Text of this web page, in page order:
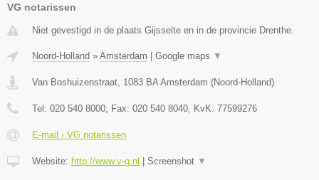
VG notarissen
Niet gevestigd in de plaats Gijsselte en in de provincie Drenthe.
Noord-Holland » Amsterdam | Google maps ▼
Van Boshuizenstraat 1083 BA Amsterdam (Noord-Holland)
Tel: 020 540 8000 , Fax: 020 540 8040 , KvK: 77599276
E-mail › VG notarissen
Website: http://www.v-g.nl | Screenshot ▼